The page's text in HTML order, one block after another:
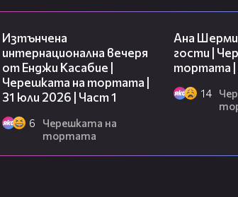
Изтънчена
интернационална вечеря
от Енджи Касабие |
Черешката на тортата |
31 юли 2026 | Част 1
6
Черешката на
тортата
Ана
гости |
тортата |
14